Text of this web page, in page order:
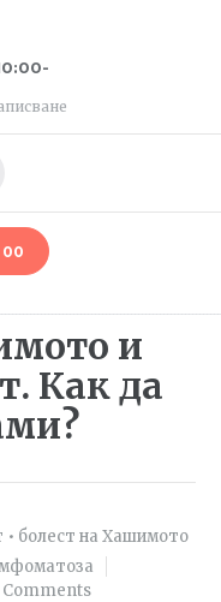
00
и
Как да
• болест на Хашимото
Comments